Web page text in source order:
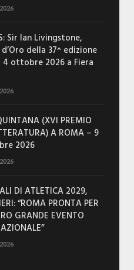
Sir Ian Livingstone,
della 37^ edizione
4 ottobre 2026 a Fiera
(XVI PREMIO
A ROMA – 9
2026
DI ATLETICA 2029,
“ROMA PRONTA PER
GRANDE EVENTO